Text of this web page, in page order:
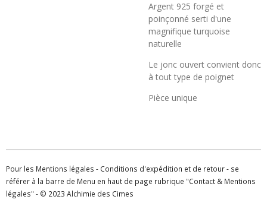
Argent 925 forgé et
poinçonné serti d'une
magnifique turquoise
naturelle
Le jonc ouvert convient donc
à tout type de poignet
Pièce unique
Pour les Mentions légales - Conditions d'expédition et de retour - se
référer à la barre de Menu en haut de page rubrique "Contact & Mentions
légales" - © 2023 Alchimie des Cimes